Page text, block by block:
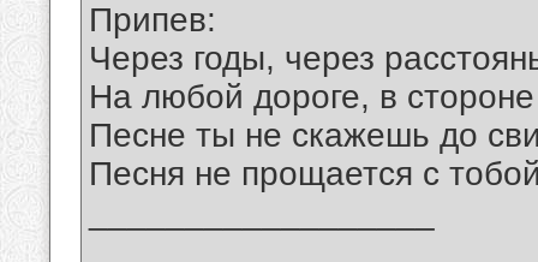
Припев:
Через годы, через
На любой дороге, в
Песне ты не скажешь до
Песня не прощается с